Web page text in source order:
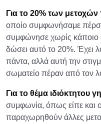
Για το 20% των μετοχών
οποίο συμφωνήσαμε
συμφώνησε χωρίς
δώσει αυτό το 20%. Έχει
πάντα, αλλά αυτή την
σωματείο πέραν από τον
Για το θέμα ιδιόκτητου
συμφωνία, όπως είπε και
παραχωρηθούν άλλες